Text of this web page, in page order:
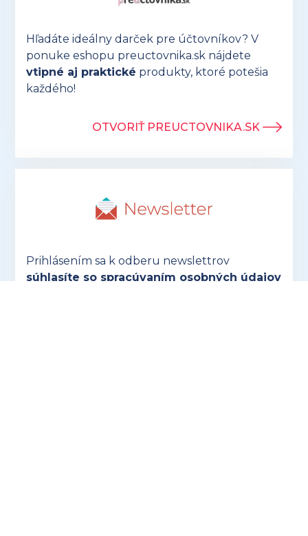
Hľadáte ideálny darček pre účtovníkov? V
ponuke eshopu preuctovnika.sk nájdete
vtipné aj praktické produkty, ktoré potešia
každého!
OTVORIŤ PREUCTOVNIKA.SK
Prihlásením sa k odberu newslettrov
súhlasíte so spracúvaním osobných údajov